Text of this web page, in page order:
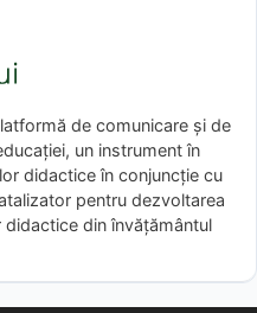
de comunicare și de
un instrument în
didactice în conjuncție cu
pentru dezvoltarea
din învățământul